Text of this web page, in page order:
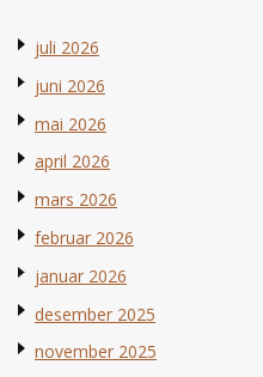
juli 2026
juni 2026
mai 2026
april 2026
mars 2026
februar 2026
januar 2026
desember 2025
november 2025